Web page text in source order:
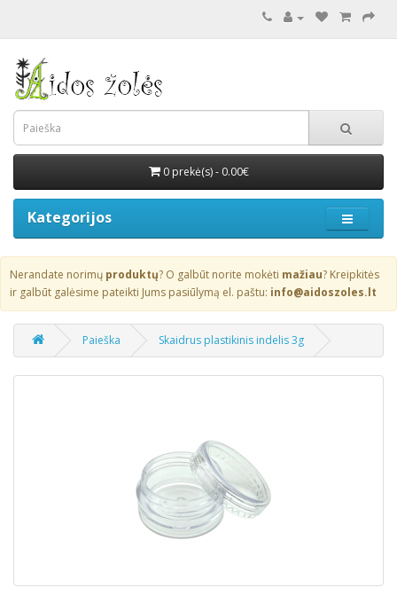
0 prekė(s) - 0.00€
Kategorijos
Nerandate norimų produktų? O galbūt norite mokėti mažiau? Kreipkitės
ir galbūt galėsime pateikti Jums pasiūlymą el. paštu: info@aidoszoles.lt
Paieška Skaidrus plastikinis indelis 3g